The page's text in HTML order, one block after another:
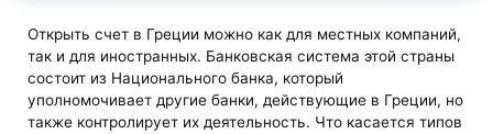
Открыть счет в Греции можно как для местных компаний,
так и для иностранных. Банковская система этой страны
состоит из Национального банка, который
уполномочивает другие банки, действующие в Греции, но
также контролирует их деятельность. Что касается типов